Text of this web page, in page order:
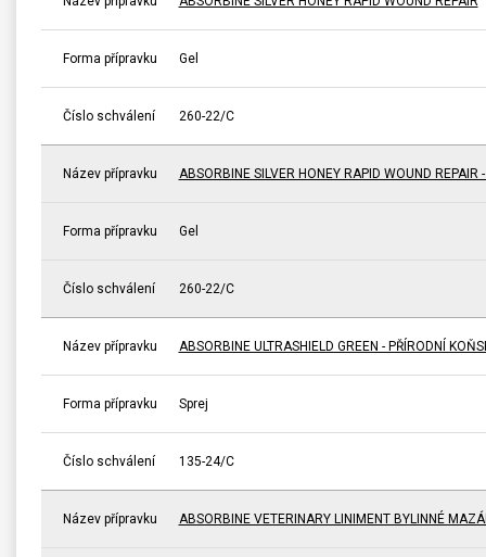
Forma přípravku Gel
Číslo schválení 260-22/C
Název přípravku ABSORBINE SILVER HONEY RAPID WOUND REPAIR
Forma přípravku Gel
Číslo schválení 260-22/C
Název přípravku ABSORBINE ULTRASHIELD GREEN - PŘÍRODNÍ
Forma přípravku Sprej
Číslo schválení 135-24/C
Název přípravku ABSORBINE VETERINARY LINIMENT BYLINNÉ